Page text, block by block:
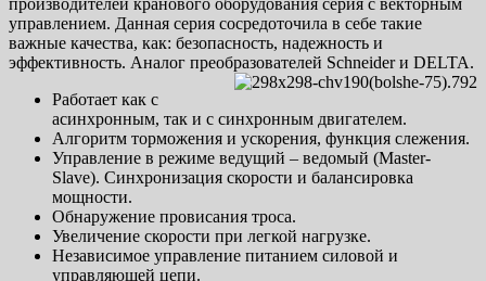
производителей кранового оборудования серия с векторным
управлением. Данная серия сосредоточила в себе такие
важные качества, как: безопасность, надежность и
эффективность. Аналог преобразователей Schneider и DELTA.
Работает как с
асинхронным, так и с синхронным двигателем.
Алгоритм торможения и ускорения, функция слежения.
Управление в режиме ведущий – ведомый (Master-
Slave). Синхронизация скорости и балансировка
мощности.
Обнаружение провисания троса.
Увеличение скорости при легкой нагрузке.
Независимое управление питанием силовой и
управляющей цепи.